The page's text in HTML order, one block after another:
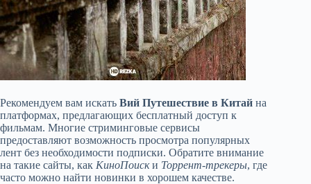
Рекомендуем вам искать Вий Путешествие в Китай на
платформах, предлагающих бесплатный доступ к
фильмам. Многие стриминговые сервисы
предоставляют возможность просмотра популярных
лент без необходимости подписки. Обратите внимание
на такие сайты, как КиноПоиски Торрент-трекеры, где
часто можно найти новинки в хорошем качестве.